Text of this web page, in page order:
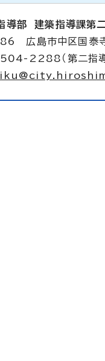
導部建築指導課第
広島市中区国泰
2288（第二指